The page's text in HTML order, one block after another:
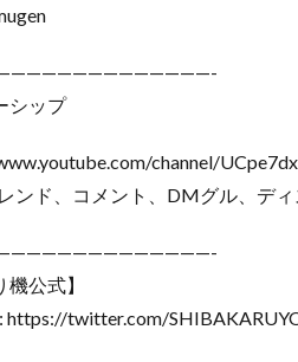
シップ
channel/
ンド、コメント、DMグル、デ
機公式】
https://twitter.com/